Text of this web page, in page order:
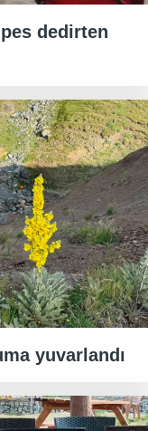
dedirten
yuvarlandı